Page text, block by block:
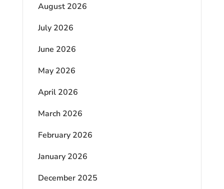
August 2026
July 2026
June 2026
May 2026
April 2026
March 2026
February 2026
January 2026
December 2025